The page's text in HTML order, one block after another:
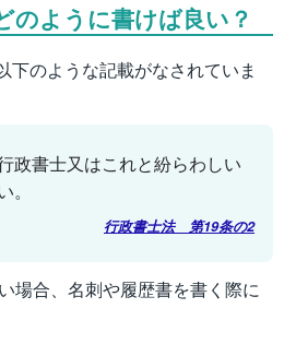
のように書けば良い？
下のような記載がなされていま
政書士又はこれと紛らわしい
行政書士法 第19条の2
場合、名刺や履歴書を書く際に